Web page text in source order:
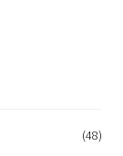
(48)